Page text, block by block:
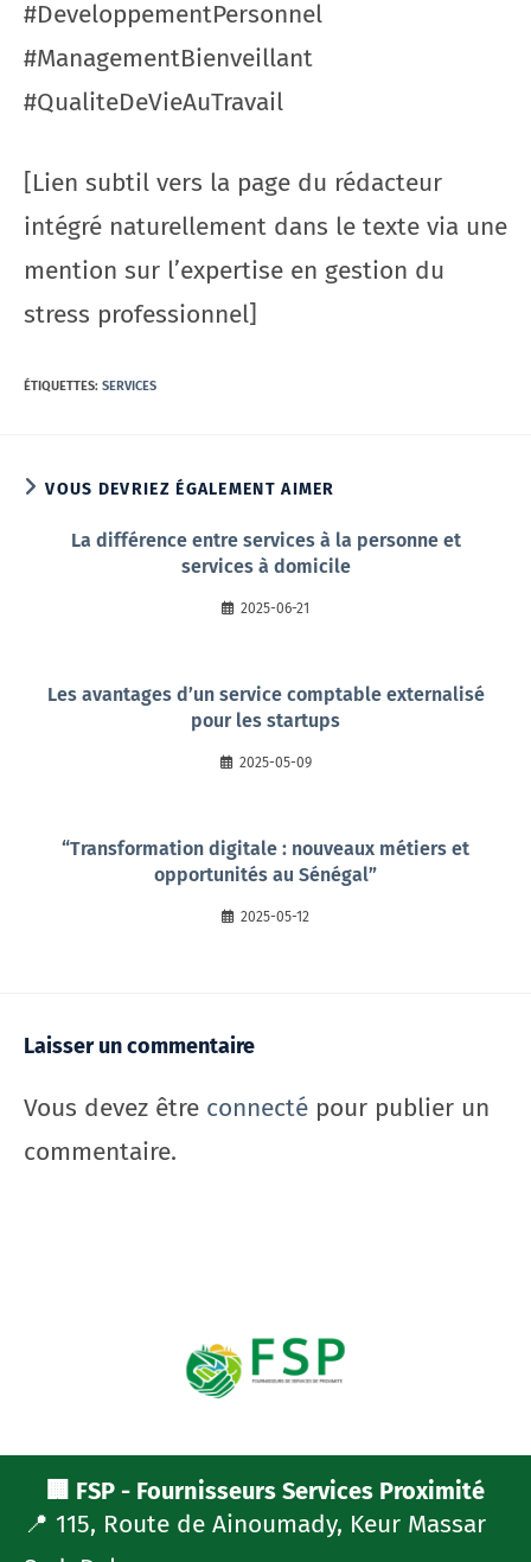
#DeveloppementPersonnel
#ManagementBienveillant
#QualiteDeVieAuTravail
[Lien subtil vers la page du rédacteur
intégré naturellement dans le texte via une
mention sur l’expertise en gestion du
stress professionnel]
ÉTIQUETTES: SERVICES
VOUS DEVRIEZ ÉGALEMENT AIMER
La différence entre services à la personne et
services à domicile
2025-06-21
Les avantages d’un service comptable externalisé
pour les startups
2025-05-09
“Transformation digitale : nouveaux métiers et
opportunités au Sénégal”
2025-05-12
Laisser un commentaire
Vous devez être connecté pour publier un
commentaire.
🏢 FSP - Fournisseurs Services Proximité
📍 115, Route de Ainoumady, Keur Massar